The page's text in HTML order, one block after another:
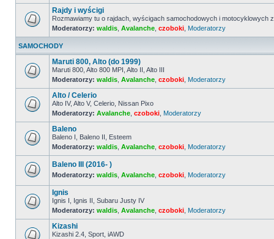
ma
nieprzeczytanych
postów
Nie
ma
nieprzeczytanych
postów
Rajdy i wyścigi
Rozmawiamy tu o rajdach, wyścigach samochodowych i motocyklowych
Moderatorzy: waldis Avalanche czoboki Moderatorzy
SAMOCHODY
Nie
ma
nieprzeczytanych
postów
Maruti 800, Alto (do 1999)
Maruti 800, Alto 800 MPI, Alto II, Alto III
Moderatorzy: waldis Avalanche czoboki Moderatorzy
Nie
ma
nieprzeczytanych
postów
Alto / Celerio
Alto IV, Alto V, Celerio, Nissan Pixo
Moderatorzy: Avalanche czoboki Moderatorzy
Nie
ma
nieprzeczytanych
postów
Baleno
Baleno I, Baleno II, Esteem
Moderatorzy: waldis Avalanche czoboki Moderatorzy
ma
nieprzeczytanych
postów
Baleno III (2016- )
Moderatorzy: waldis Avalanche czoboki Moderatorzy
Nie
ma
nieprzeczytanych
postów
Ignis
Ignis I, Ignis II, Subaru Justy IV
Moderatorzy: waldis Avalanche czoboki Moderatorzy
Kizashi
Kizashi 2.4, Sport, iAWD